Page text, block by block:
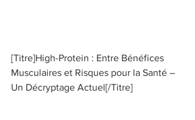
[Titre]High-Protein : Entre Bénéfices
Musculaires et Risques pour la Santé –
Un Décryptage Actuel[/Titre]